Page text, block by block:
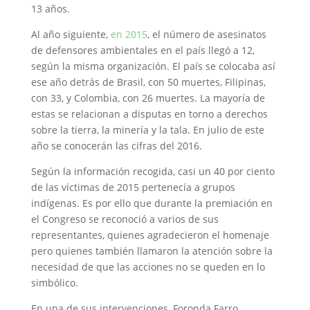
13 años.
Al año siguiente, en 2015, el número de asesinatos
de defensores ambientales en el país llegó a 12,
según la misma organización. El país se colocaba así
ese año detrás de Brasil, con 50 muertes, Filipinas,
con 33, y Colombia, con 26 muertes. La mayoría de
estas se relacionan a disputas en torno a derechos
sobre la tierra, la minería y la tala. En julio de este
año se conocerán las cifras del 2016.
Según la información recogida, casi un 40 por ciento
de las víctimas de 2015 pertenecía a grupos
indígenas. Es por ello que durante la premiación en
el Congreso se reconoció a varios de sus
representantes, quienes agradecieron el homenaje
pero quienes también llamaron la atención sobre la
necesidad de que las acciones no se queden en lo
simbólico.